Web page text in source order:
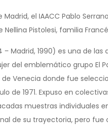
Madrid, el IAACC Pablo
Pistolesi, familia
– Madrid, 1990) es una de
del emblemático grupo
de Venecia donde fue
de 1971. Expuso en
muestras individuales
de su trayectoria, pero